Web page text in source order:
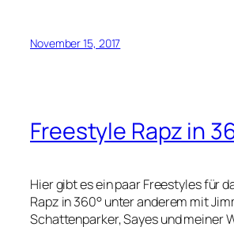
November 15, 2017
Freestyle Rapz in
Hier gibt es ein paar Freestyles für
Rapz in 360° unter anderem mit
Schattenparker, Sayes und meiner